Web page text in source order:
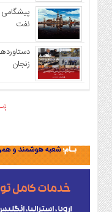
نفت
زنجان